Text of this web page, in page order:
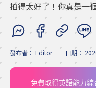
拍得太好了！你真是一
發布者： Editor 日期：
免費取得英語能力綜